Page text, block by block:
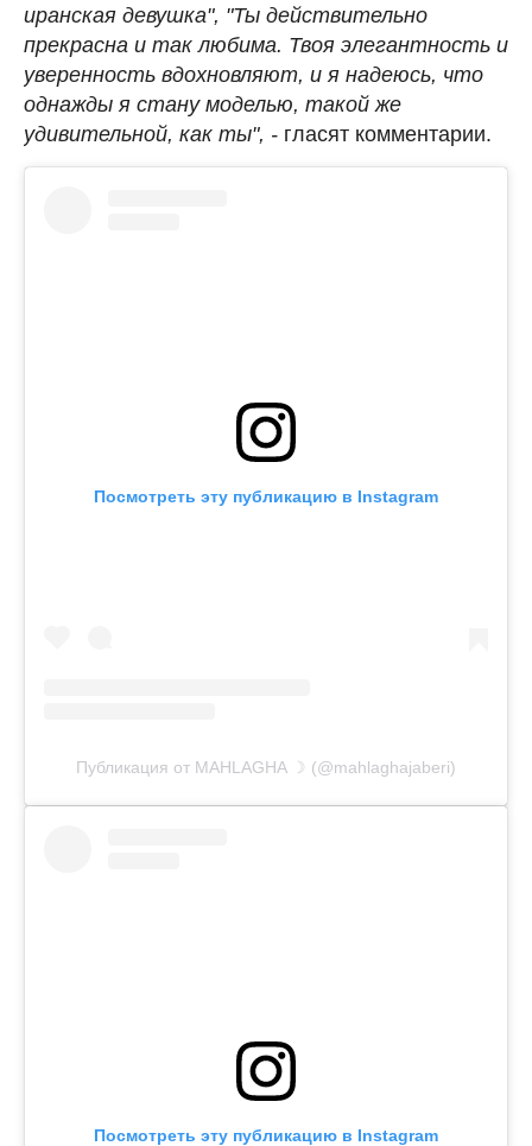
иранская девушка", "Ты действительно
прекрасна и так любима. Твоя элегантность и
уверенность вдохновляют, и я надеюсь, что
однажды я стану моделью, такой же
удивительной, как ты", - гласят комментарии.
Посмотреть эту публикацию в Instagram
Публикация от MAHLAGHA ☽ (@mahlaghajaberi)
Посмотреть эту публикацию в Instagram